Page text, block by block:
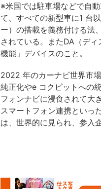
※米国では駐車場などで自
て、すべての新型車に1 台
ー）の搭載を義務付ける
されている。またDA（デ
機能」デバイスのこと。
2022 年のカーナビ世界市
純正化やe コクピットへの
フォンナビに浸食されて大
スマートフォン連携といっ
は、世界的に見られ、参入